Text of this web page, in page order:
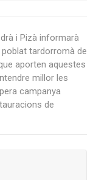
i Pizà informarà
tardorromà de
aporten aquestes
millor les
campanya
de